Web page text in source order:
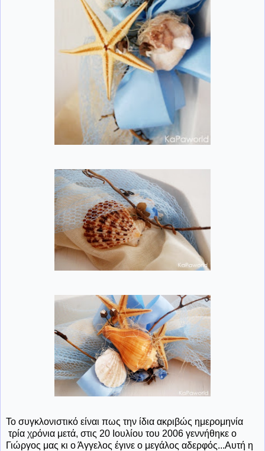
Το συγκλονιστικό είναι πως την ίδια ακριβώς ημερομηνία
τρία χρόνια μετά, στις 20 Ιουλίου του 2006 γεννήθηκε ο
Γιώργος μας κι ο Άγγελος έγινε ο μεγάλος αδερφός...Αυτή η